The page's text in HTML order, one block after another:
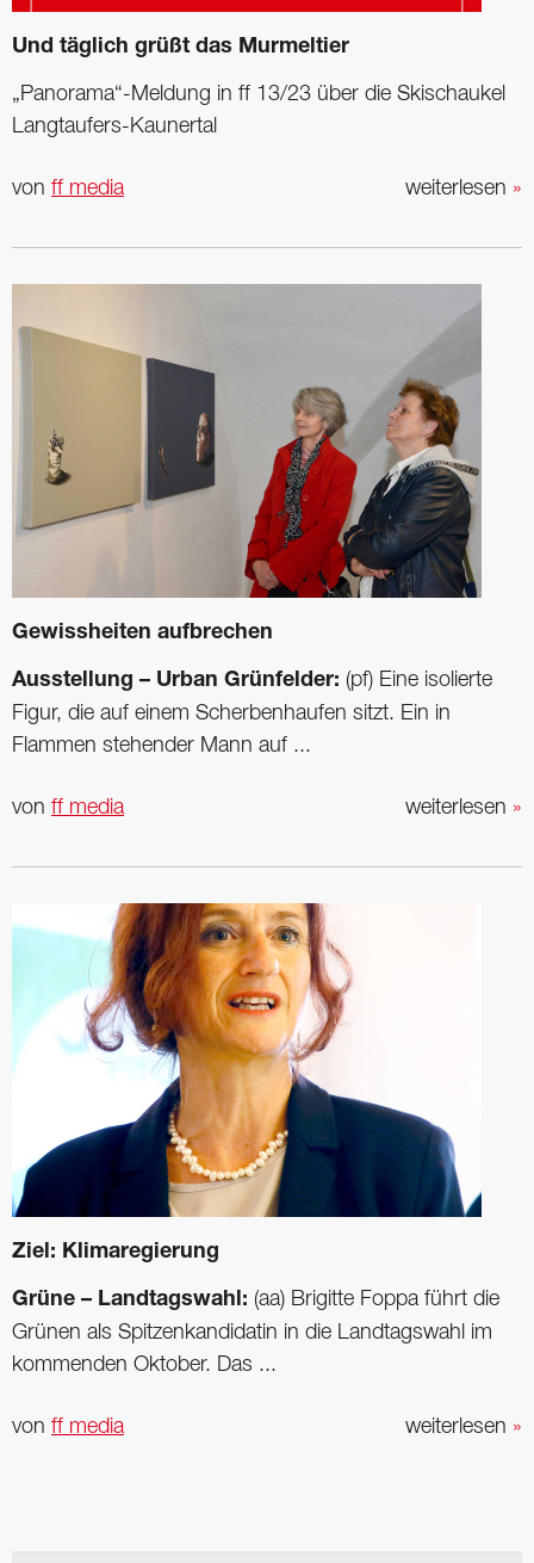
Und täglich grüßt das Murmeltier
„Panorama“-Meldung in ff 13/23 über die Skischaukel
Langtaufers-Kaunertal
weiterlesen »
von ff media
Gewissheiten aufbrechen
Ausstellung – Urban Grünfelder: (pf) Eine isolierte
Figur, die auf einem Scherbenhaufen sitzt. Ein in
Flammen stehender Mann auf ...
weiterlesen »
von ff media
Ziel: Klimaregierung
Grüne – Landtagswahl: (aa) Brigitte Foppa führt die
Grünen als Spitzenkandidatin in die Landtagswahl im
kommenden Oktober. Das ...
weiterlesen »
von ff media